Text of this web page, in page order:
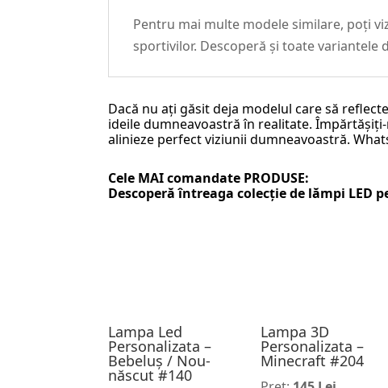
Pentru mai multe modele similare, poți
sportivilor. Descoperă și toate variantele
Dacă nu ați găsit deja modelul care să
ideile dumneavoastră în realitate.
alinieze perfect viziunii dumneavoastră.
Cele MAI comandate PRODUSE:
Descoperă întreaga colecție de lămpi LED
Lampa Led
Personalizata –
Bebeluș / Nou-
născut #140
Lampa 3D
Personalizata –
Minecraft #204